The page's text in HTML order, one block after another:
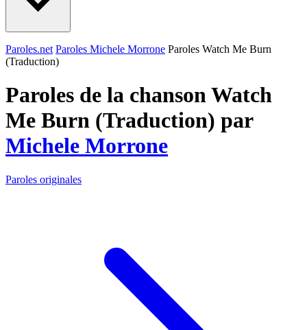
Paroles.net Paroles Michele Morrone Paroles Watch Me Burn
(Traduction)
Paroles de la chanson Watch
Me Burn (Traduction) par
Michele Morrone
Paroles originales